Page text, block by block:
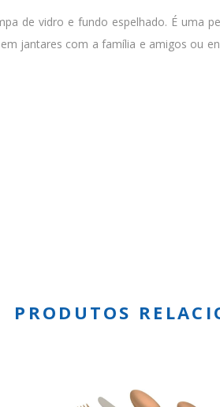
de vidro e fundo espelhado. É uma
jantares com a família e amigos ou
PRODUTOS